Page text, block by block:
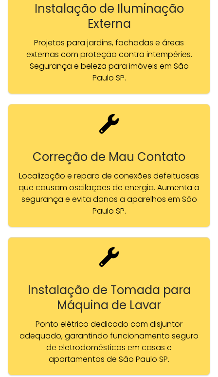
Instalação de Iluminação
Externa
Projetos para jardins, fachadas e áreas
externas com proteção contra intempéries.
Segurança e beleza para imóveis em São
Paulo SP.
Correção de Mau Contato
Localização e reparo de conexões defeituosas
que causam oscilações de energia. Aumenta a
segurança e evita danos a aparelhos em São
Paulo SP.
Instalação de Tomada para
Máquina de Lavar
Ponto elétrico dedicado com disjuntor
adequado, garantindo funcionamento seguro
de eletrodomésticos em casas e
apartamentos de São Paulo SP.